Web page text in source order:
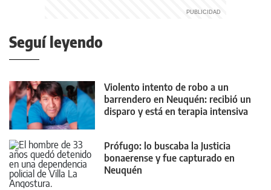
Seguí leyendo
Violento intento de robo a un
barrendero en Neuquén: recibió un
disparo y está en terapia intensiva
Prófugo: lo buscaba la Justicia
bonaerense y fue capturado en
Neuquén